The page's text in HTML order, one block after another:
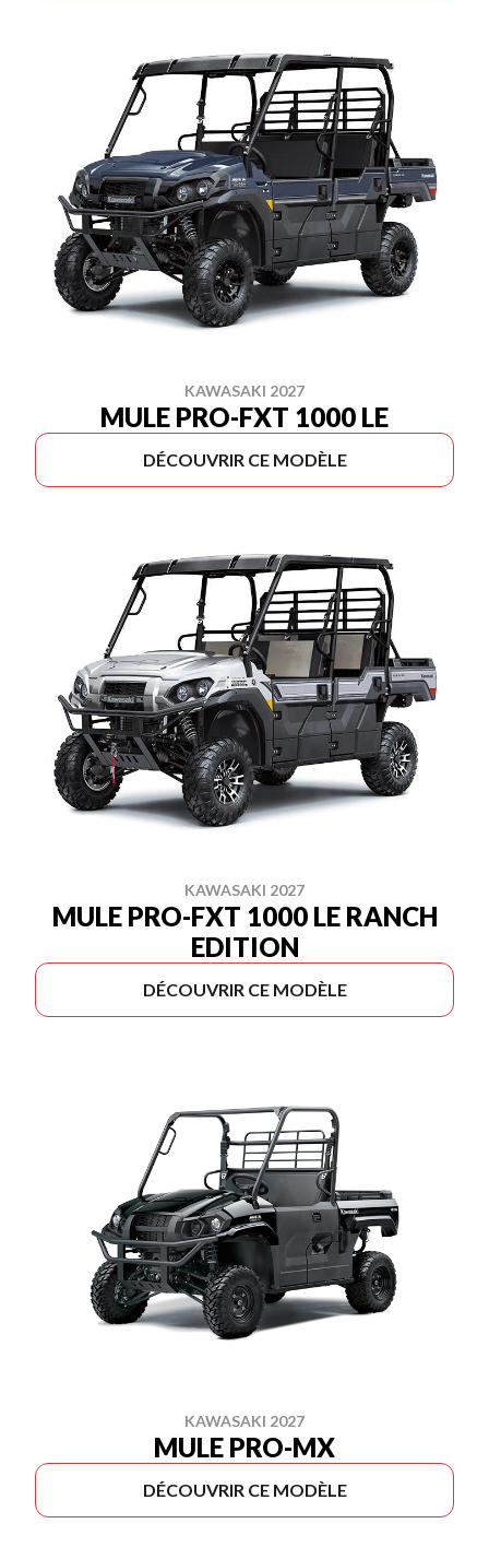
KAWASAKI 2027
MULE PRO-FXT 1000 LE
DÉCOUVRIR CE MODÈLE
KAWASAKI 2027
MULE PRO-FXT 1000 LE RANCH
EDITION
DÉCOUVRIR CE MODÈLE
KAWASAKI 2027
MULE PRO-MX
DÉCOUVRIR CE MODÈLE